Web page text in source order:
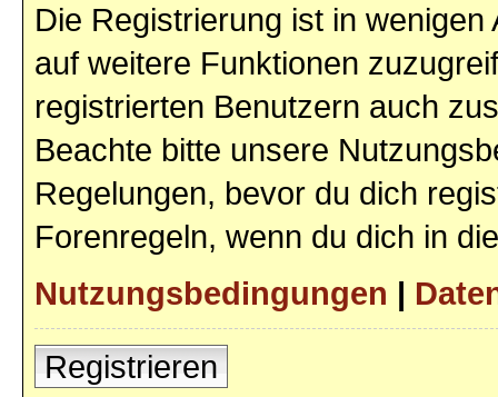
Die Registrierung ist in
auf weitere Funktionen
registrierten Benutzern auch
Beachte bitte unsere
Regelungen, bevor du dich
Forenregeln, wenn du dich in
Nutzungsbedingungen |
Registrieren